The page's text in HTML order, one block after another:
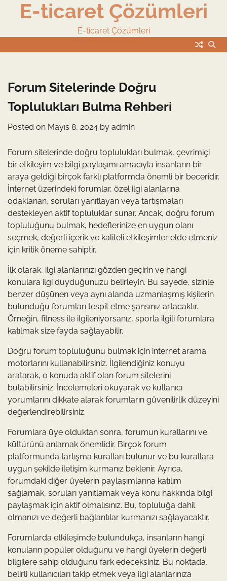
E-ticaret Çözümleri
E-ticaret Çözümleri
Forum Sitelerinde Doğru
Toplulukları Bulma Rehberi
Posted on Mayıs 8, 2024 by admin
Forum sitelerinde doğru toplulukları bulmak, çevrimiçi
bir etkileşim ve bilgi paylaşımı amacıyla insanların bir
araya geldiği birçok farklı platformda önemli bir beceridir.
İnternet üzerindeki forumlar, özel ilgi alanlarına
odaklanan, soruları yanıtlayan veya tartışmaları
destekleyen aktif topluluklar sunar. Ancak, doğru forum
topluluğunu bulmak, hedeflerinize en uygun olanı
seçmek, değerli içerik ve kaliteli etkileşimler elde etmeniz
için kritik öneme sahiptir.
İlk olarak, ilgi alanlarınızı gözden geçirin ve hangi
konulara ilgi duyduğunuzu belirleyin. Bu sayede, sizinle
benzer düşünen veya aynı alanda uzmanlaşmış kişilerin
bulunduğu forumları tespit etme şansınız artacaktır.
Örneğin, fitness ile ilgileniyorsanız, sporla ilgili forumlara
katılmak size fayda sağlayabilir.
Doğru forum topluluğunu bulmak için internet arama
motorlarını kullanabilirsiniz. İlgilendiğiniz konuyu
aratarak, o konuda aktif olan forum sitelerini
bulabilirsiniz. İncelemeleri okuyarak ve kullanıcı
yorumlarını dikkate alarak forumların güvenilirlik düzeyini
değerlendirebilirsiniz.
Forumlara üye olduktan sonra, forumun kurallarını ve
kültürünü anlamak önemlidir. Birçok forum
platformunda tartışma kuralları bulunur ve bu kurallara
uygun şekilde iletişim kurmanız beklenir. Ayrıca,
forumdaki diğer üyelerin paylaşımlarına katılım
sağlamak, soruları yanıtlamak veya konu hakkında bilgi
paylaşmak için aktif olmalısınız. Bu, topluluğa dahil
olmanızı ve değerli bağlantılar kurmanızı sağlayacaktır.
Forumlarda etkileşimde bulundukça, insanların hangi
konuların popüler olduğunu ve hangi üyelerin değerli
bilgilere sahip olduğunu fark edeceksiniz. Bu noktada,
belirli kullanıcıları takip etmek veya ilgi alanlarınıza